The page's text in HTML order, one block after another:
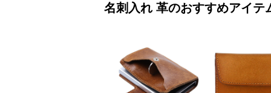
名刺入れ 革のおすすめアイテ